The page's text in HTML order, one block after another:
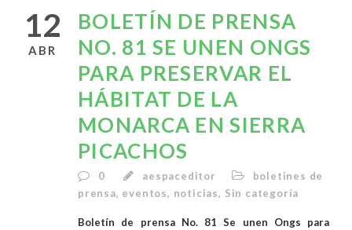
12
ABR
BOLETÍN DE PRENSA
NO. 81 SE UNEN ONGS
PARA PRESERVAR EL
HÁBITAT DE LA
MONARCA EN SIERRA
PICACHOS
0 aespaceditor
boletines de
prensa, eventos, noticias, Sin categoría
Boletín de prensa No. 81 Se unen Ongs para